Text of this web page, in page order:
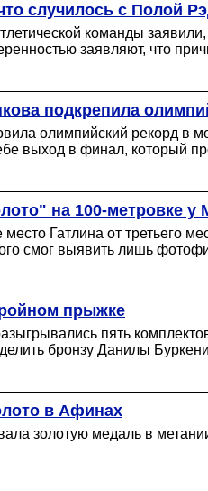
случилось с Полой
команды
заявляют, что
подкрепила
олимпийский рекорд
выход в финал, который
на 100-метровке у
Гатлина от третьего
смог выявить лишь
прыжке
пять
бронзу Данилы
в Афинах
золотую медаль в